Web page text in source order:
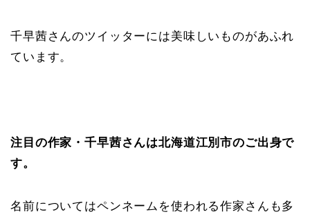
千早茜さんのツイッターには美味しいものがあふれ
ています。
注目の作家・千早茜さんは北海道江別市のご出身で
す。
名前についてはペンネームを使われる作家さんも多